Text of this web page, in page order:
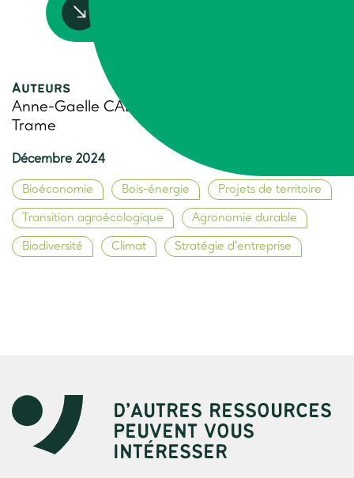
Auteurs
Anne-Gaelle CABELGUEN, Sandra DELAUNAY,
Trame
Décembre 2024
Bioéconomie Bois-énergie Projets de territoire
Transition agroécologique Agronomie durable
Biodiversité Climat Stratégie d’entreprise
D’AUTRES RESSOURCES
PEUVENT VOUS
INTÉRESSER